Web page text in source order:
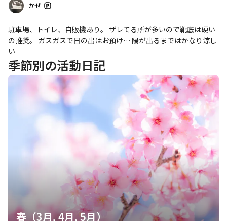
炊事場-北 周回コース
トイレ
利用時期：4月上旬〜11月（冬期閉鎖） 設備：バ
イオトイレ・水洗・トイレットペーパー完備・携
帯トイレブース 補足情報：清潔感あり。協力金
100円必要。冬期はバイオ閉鎖で携帯トイレブー
ス利用です。
このポイントを通過するコース
牧ノ戸峠-大曲登山口-諏蛾守越-三俣山-坊がつる
炊事場-北 周回コース
続きを見る
牧ノ戸峠公衆トイレ
詳細を見る
かぜ
駐車場、トイレ、自販機あり。 ザレてる所が多いので靴底は硬い
の推奨。 ガスガスで日の出はお預け… 陽が出るまではかなり涼し
い
季節別の活動日記
春（3月, 4月, 5月）